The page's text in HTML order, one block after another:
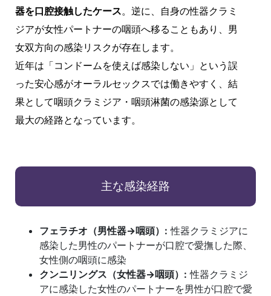
器を口腔接触したケース。逆に、自身の性器クラミ
ジアが女性パートナーの咽頭へ移ることもあり、男
女双方向の感染リスクが存在します。
近年は「コンドームを使えば感染しない」という誤
った安心感がオーラルセックスでは働きやすく、結
果として咽頭クラミジア・咽頭淋菌の感染源として
最大の経路となっています。
主な感染経路
フェラチオ（男性器→咽頭）: 性器クラミジアに
感染した男性のパートナーが口腔で愛撫した際、
女性側の咽頭に感染
クンニリングス（女性器→咽頭）: 性器クラミジ
アに感染した女性のパートナーを男性が口腔で愛